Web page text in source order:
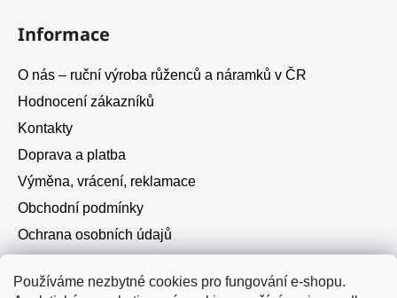
Používáme nezbytné cookies pro fungování e-shopu.
Informace
O nás – ruční výroba růženců a náramků v ČR
Hodnocení zákazníků
Kontakty
Doprava a platba
Výměna, vrácení, reklamace
Obchodní podmínky
Ochrana osobních údajů